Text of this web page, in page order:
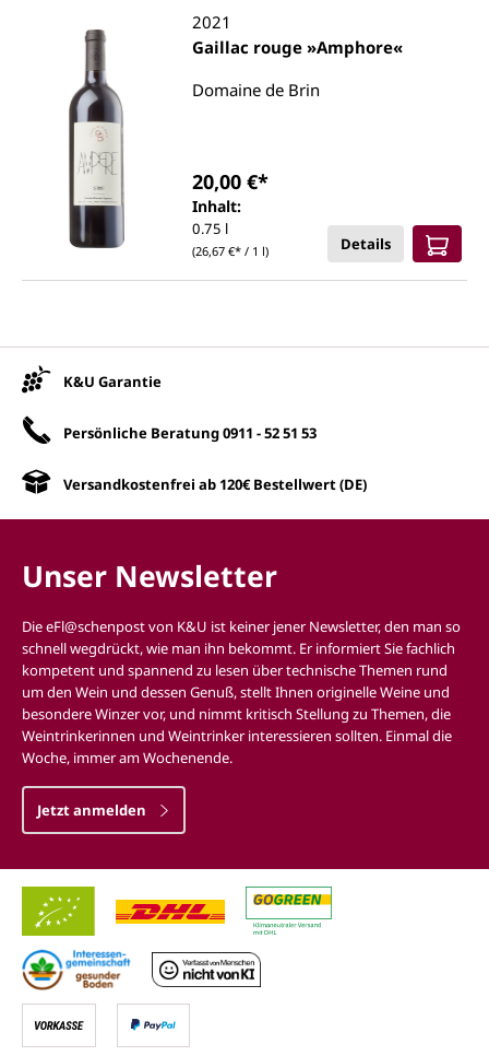
2021
Gaillac rouge »Amphore«
Domaine de Brin
Inhalt:
0.75 l
(26,67 €* / 1 l)
20,00 €*
Details
K&U Garantie
Persönliche Beratung0911 - 52 51 53
Versandkostenfrei ab 120€ Bestellwert (DE)
Unser Newsletter
Die eFl@schenpost von K&U ist keiner jener Newsletter, den man so
schnell wegdrückt, wie man ihn bekommt. Er informiert Sie fachlich
kompetent und spannend zu lesen über technische Themen rund
um den Wein und dessen Genuß, stellt Ihnen originelle Weine und
besondere Winzer vor, und nimmt kritisch Stellung zu Themen, die
Weintrinkerinnen und Weintrinker interessieren sollten. Einmal die
Woche, immer am Wochenende.
Jetzt anmelden